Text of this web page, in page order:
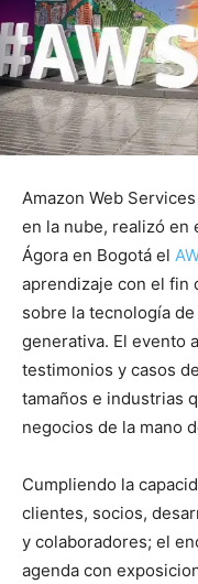
Amazon Web
en la nube, realizó en
Ágora en Bogotá el
aprendizaje con el fin
sobre la tecnología
generativa. El evento
testimonios y casos
tamaños e industrias
negocios de la mano
Cumpliendo la
clientes, socios,
y colaboradores; el
agenda con